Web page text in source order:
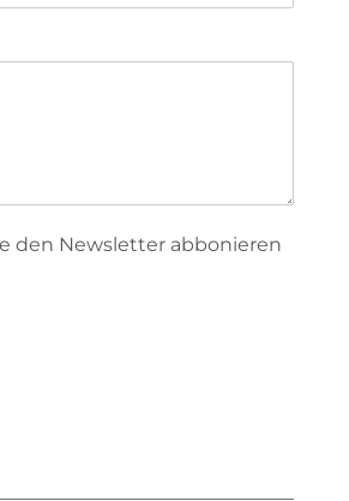
den Newsletter abbonieren